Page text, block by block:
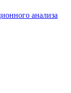
анализа